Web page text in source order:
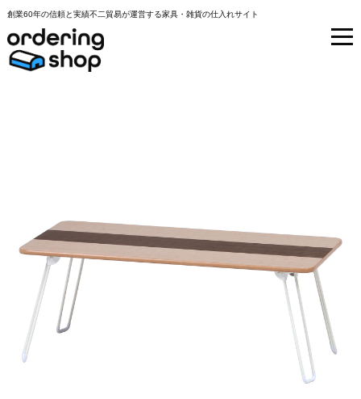
創業60年の信頼と実績不二貿易が運営する家具・雑貨の仕入れサイト